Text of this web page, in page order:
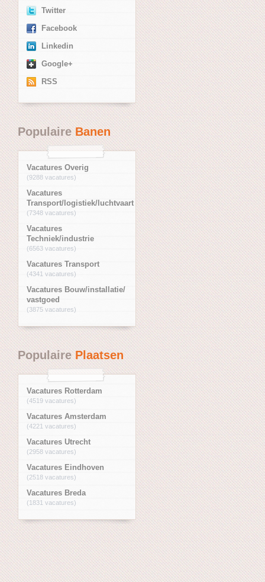
Twitter
Facebook
Linkedin
Google+
RSS
PopulaireBanen
Vacatures Overig
(9288 vacatures)
Vacatures
Transport/logistiek/luchtvaart
(7348 vacatures)
Vacatures
Techniek/industrie
(6563 vacatures)
Vacatures Transport
(4341 vacatures)
Vacatures Bouw/installatie/
vastgoed
(3875 vacatures)
PopulairePlaatsen
Vacatures Rotterdam
(4519 vacatures)
Vacatures Amsterdam
(4221 vacatures)
Vacatures Utrecht
(2958 vacatures)
Vacatures Eindhoven
(2518 vacatures)
Vacatures Breda
(1831 vacatures)